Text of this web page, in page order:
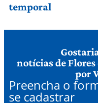
temporal
notícias de Flores
por
Preencha o
se cadastrar